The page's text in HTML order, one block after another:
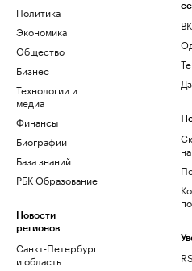
Политика
Экономика
Общество
Бизнес
Технологии и
медиа
Финансы
Биографии
База знаний
РБК Образование
Новости
регионов
Санкт-Петербург
и область